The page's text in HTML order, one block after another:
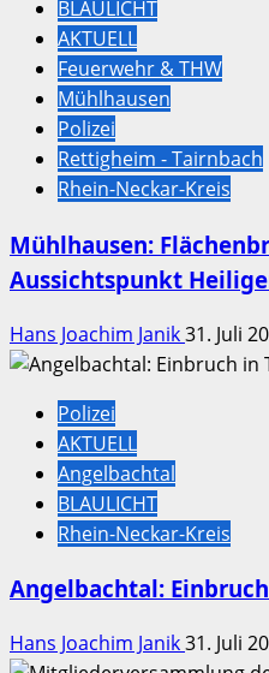
BLAULICHT
AKTUELL
Feuerwehr & THW
Mühlhausen
Polizei
Rettigheim - Tairnbach
Rhein-Neckar-Kreis
Mühlhausen:
Aussichtspunkt
Hans Joachim Janik31. Juli
Polizei
AKTUELL
Angelbachtal
BLAULICHT
Rhein-Neckar-Kreis
Angelbachtal:
Hans Joachim Janik31. Juli